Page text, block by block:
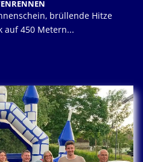
brüllende Hitze
auf 450 Metern...